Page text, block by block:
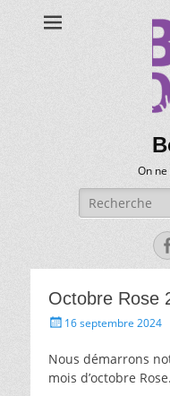
On
Recherche
pour:
Octobre Rose
Posté16 septembre 2024
Nous démarrons
mois d’octobre